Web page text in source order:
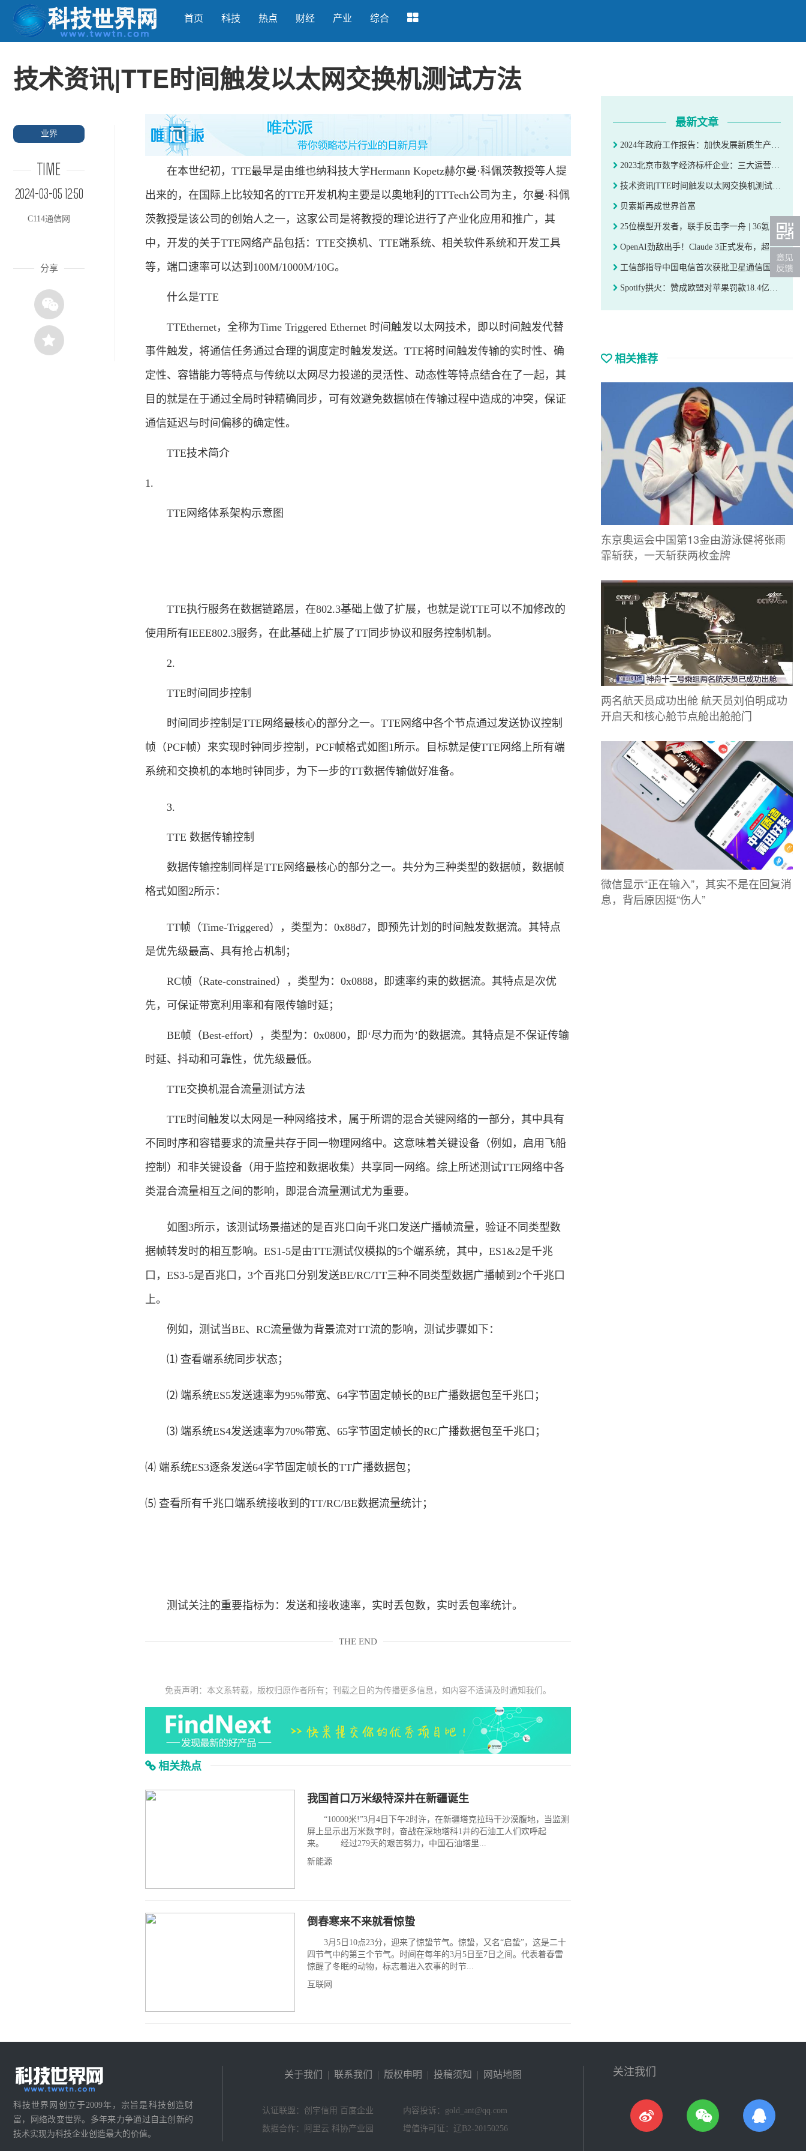
首页 科技 热点 财经 产业 综合
技术资讯|TTE时间触发以太网交换机测试方法
业界
TIME
2024-03-05 12:50
C114通信网
分享
在本世纪初，TTE最早是由维也纳科技大学Hermann Kopetz赫尔曼·科佩茨教授等人提
出来的，在国际上比较知名的TTE开发机构主要是以奥地利的TTTech公司为主，尔曼·科佩
茨教授是该公司的创始人之一，这家公司是将教授的理论进行了产业化应用和推广，其
中，开发的关于TTE网络产品包括：TTE交换机、TTE端系统、相关软件系统和开发工具
等，端口速率可以达到100M/1000M/10G。
什么是TTE
TTEthernet，全称为Time Triggered Ethernet 时间触发以太网技术，即以时间触发代替
事件触发，将通信任务通过合理的调度定时触发发送。TTE将时间触发传输的实时性、确
定性、容错能力等特点与传统以太网尽力投递的灵活性、动态性等特点结合在了一起，其
目的就是在于通过全局时钟精确同步，可有效避免数据帧在传输过程中造成的冲突，保证
通信延迟与时间偏移的确定性。
TTE技术简介
1.
TTE网络体系架构示意图
TTE执行服务在数据链路层，在802.3基础上做了扩展，也就是说TTE可以不加修改的
使用所有IEEE802.3服务，在此基础上扩展了TT同步协议和服务控制机制。
2.
TTE时间同步控制
时间同步控制是TTE网络最核心的部分之一。TTE网络中各个节点通过发送协议控制
帧（PCF帧）来实现时钟同步控制，PCF帧格式如图1所示。目标就是使TTE网络上所有端
系统和交换机的本地时钟同步，为下一步的TT数据传输做好准备。
3.
TTE 数据传输控制
数据传输控制同样是TTE网络最核心的部分之一。共分为三种类型的数据帧，数据帧
格式如图2所示：
TT帧（Time-Triggered），类型为：0x88d7，即预先计划的时间触发数据流。其特点
是优先级最高、具有抢占机制；
RC帧（Rate-constrained），类型为：0x0888，即速率约束的数据流。其特点是次优
先，可保证带宽利用率和有限传输时延；
BE帧（Best-effort），类型为：0x0800，即‘尽力而为’的数据流。其特点是不保证传输
时延、抖动和可靠性，优先级最低。
TTE交换机混合流量测试方法
TTE时间触发以太网是一种网络技术，属于所谓的混合关键网络的一部分，其中具有
不同时序和容错要求的流量共存于同一物理网络中。这意味着关键设备（例如，启用飞船
控制）和非关键设备（用于监控和数据收集）共享同一网络。综上所述测试TTE网络中各
类混合流量相互之间的影响，即混合流量测试尤为重要。
如图3所示，该测试场景描述的是百兆口向千兆口发送广播帧流量，验证不同类型数
据帧转发时的相互影响。ES1-5是由TTE测试仪模拟的5个端系统，其中，ES1&2是千兆
口，ES3-5是百兆口，3个百兆口分别发送BE/RC/TT三种不同类型数据广播帧到2个千兆口
上。
例如，测试当BE、RC流量做为背景流对TT流的影响，测试步骤如下：
⑴ 查看端系统同步状态；
⑵ 端系统ES5发送速率为95%带宽、64字节固定帧长的BE广播数据包至千兆口；
⑶ 端系统ES4发送速率为70%带宽、65字节固定帧长的RC广播数据包至千兆口；
⑷ 端系统ES3逐条发送64字节固定帧长的TT广播数据包；
⑸ 查看所有千兆口端系统接收到的TT/RC/BE数据流量统计；
测试关注的重要指标为：发送和接收速率，实时丢包数，实时丢包率统计。
THE END
免责声明：本文系转载，版权归原作者所有；刊载之目的为传播更多信息，如内容不适请及时通知我们。
相关热点
我国首口万米级特深井在新疆诞生
“10000米!”3月4日下午2时许，在新疆塔克拉玛干沙漠腹地，当监测
屏上显示出万米数字时，奋战在深地塔科1井的石油工人们欢呼起
来。 经过279天的艰苦努力，中国石油塔里...
新能源
倒春寒来不来就看惊蛰
3月5日10点23分，迎来了惊蛰节气。惊蛰，又名“启蛰”，这是二十
四节气中的第三个节气。时间在每年的3月5日至7日之间。代表着春雷
惊醒了冬眠的动物，标志着进入农事的时节...
互联网
最新文章
2024年政府工作报告：加快发展新质生产力，深入推进数字经济创新发展
2023北京市数字经济标杆企业：三大运营商子公司入选
技术资讯|TTE时间触发以太网交换机测试方法
贝索斯再成世界首富
25位模型开发者，联手反击李一舟 | 36氪专访
OpenAI劲敌出手！Claude 3正式发布，超越GPT-4，一口气读15万单词
工信部指导中国电信首次获批卫星通信国际电信码号资源
Spotify拱火：赞成欧盟对苹果罚款18.4亿欧元，他们经常藐视法律
相关推荐
东京奥运会中国第13金由游泳健将张雨
霏斩获，一天斩获两枚金牌
两名航天员成功出舱 航天员刘伯明成功
开启天和核心舱节点舱出舱舱门
微信显示“正在输入”，其实不是在回复消
息，背后原因挺“伤人”
科技世界网创立于2009年，宗旨是科技创造财
富，网络改变世界。多年来力争通过自主创新的
技术实现为科技企业创造最大的价值。
关于我们 | 联系我们 | 版权申明 | 投稿须知 | 网站地图
认证联盟：创宇信用 百度企业
内容投诉：gold_ant@qq.com
数据合作：阿里云 科协产业园
增值许可证：辽B2-20150256
关注我们